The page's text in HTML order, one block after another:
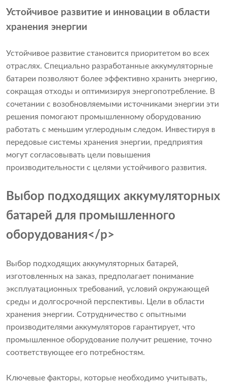
Устойчивое развитие и инновации в области
хранения энергии
Устойчивое развитие становится приоритетом во всех
отраслях. Специально разработанные аккумуляторные
батареи позволяют более эффективно хранить энергию,
сокращая отходы и оптимизируя энергопотребление. В
сочетании с возобновляемыми источниками энергии эти
решения помогают промышленному оборудованию
работать с меньшим углеродным следом. Инвестируя в
передовые системы хранения энергии, предприятия
могут согласовывать цели повышения
производительности с целями устойчивого развития.
Выбор подходящих аккумуляторных
батарей для промышленного
оборудования</p>
Выбор подходящих аккумуляторных батарей,
изготовленных на заказ, предполагает понимание
эксплуатационных требований, условий окружающей
среды и долгосрочной перспективы. Цели в области
хранения энергии. Сотрудничество с опытными
производителями аккумуляторов гарантирует, что
промышленное оборудование получит решение, точно
соответствующее его потребностям.
Ключевые факторы, которые необходимо учитывать,